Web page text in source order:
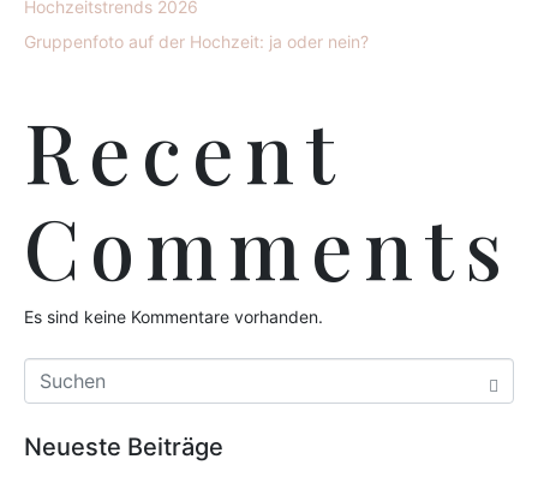
Hochzeitstrends 2026
Gruppenfoto auf der Hochzeit: ja oder nein?
Recent
Comments
Es sind keine Kommentare vorhanden.
Neueste Beiträge